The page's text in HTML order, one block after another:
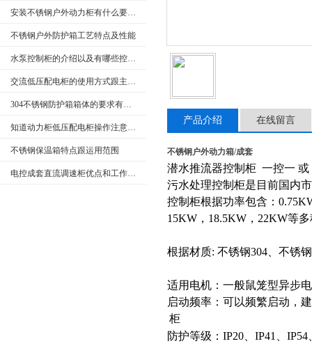
安装不锈钢户外动力柜有什么要求呢
不锈钢户外防护箱工艺特点及性能
水泵控制柜的介绍以及有哪些控制类型
交流低压配电柜的使用方式跟主要特点
304不锈钢防护箱箱体的要求有哪些
知道动力柜低压配电柜操作注意事项很重要
不锈钢保温箱特点跟运用范围
电控成套直流调速柜优点和工作原理
产品介绍 在线留言
不锈钢户外动力箱/成套
潜水推流器控制柜 一控一 或
污水处理控制柜是目前国内
控制柜根据功率包含：
15KW，18.5KW，22KW等
根据材质: 不锈钢304、不锈
适用电机：一般鼠笼型异步
启动频率：可以频繁启动，
柜
防护等级：IP20、IP41、IP54